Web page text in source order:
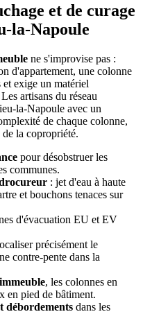
et de curage
la-Napoule
ne s'improvise pas :
d'appartement, une colonne
exige un matériel
artisans du réseau
la-Napoule avec un
de chaque colonne,
de la copropriété.
pour désobstruer les
communes.
: jet d'eau à haute
et bouchons tenaces sur
d'évacuation EU et EV
précisément le
contre-pente dans la
, les colonnes en
en pied de bâtiment.
débordements dans les